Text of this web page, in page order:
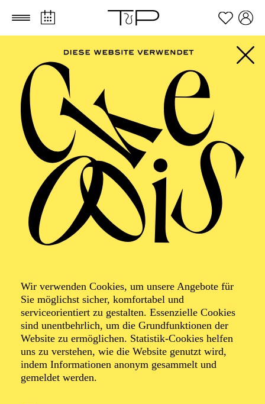
Zum Hauptinhalt springen Zum Footer springen
Wir verwenden Cookies, um unsere Angebote für
Sie möglichst sicher, komfortabel und
serviceorientiert zu gestalten. Essenzielle Cookies
sind unentbehrlich, um die Grundfunktionen der
Website zu ermöglichen. Statistik-Cookies helfen
uns zu verstehen, wie die Website genutzt wird,
indem Informationen anonym gesammelt und
gemeldet werden.
AALTO BALLETT
Tanz­hommage an
Queen
Tanzstück von Ben Van Cauwenbergh
Musik von Queen